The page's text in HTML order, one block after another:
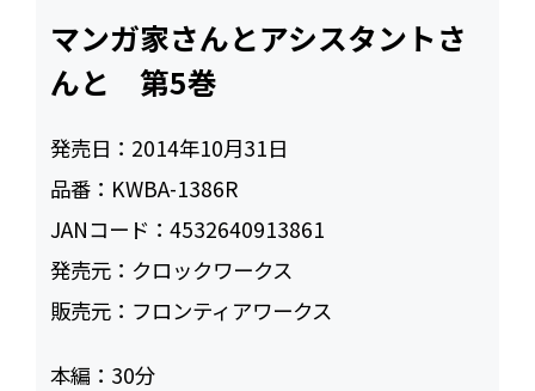
マンガ家さんとアシスタントさ
んと 第5巻
発売日： 2014年10月31日
品番： KWBA-1386R
JANコード：4532640913861
発売元： クロックワークス
販売元： フロンティアワークス
本編： 30